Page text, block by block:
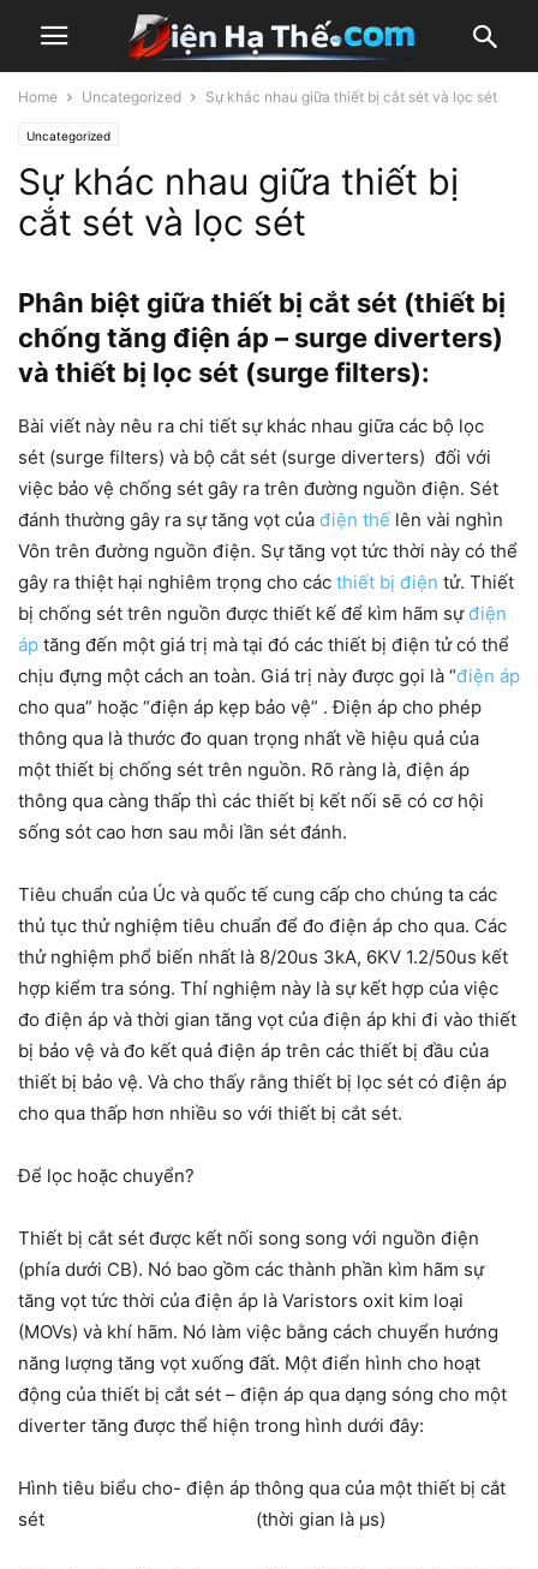
Home Uncategorized Sự khác nhau giữa thiết bị cắt sét và lọc sét
Uncategorized
Sự khác nhau giữa thiết bị
cắt sét và lọc sét
Phân biệt giữa thiết bị cắt sét (thiết bị
chống tăng điện áp – surge diverters)
và thiết bị lọc sét (surge filters):
Bài viết này nêu ra chi tiết sự khác nhau giữa các bộ lọc
sét (surge filters) và bộ cắt sét (surge diverters) đối với
việc bảo vệ chống sét gây ra trên đường nguồn điện. Sét
đánh thường gây ra sự tăng vọt của điện thế lên vài nghìn
Vôn trên đường nguồn điện. Sự tăng vọt tức thời này có thể
gây ra thiệt hại nghiêm trọng cho các thiết bị điện tử. Thiết
bị chống sét trên nguồn được thiết kế để kìm hãm sựđiện
áp tăng đến một giá trị mà tại đó các thiết bị điện tử có thể
chịu đựng một cách an toàn. Giá trị này được gọi là “điện áp
cho qua” hoặc “điện áp kẹp bảo vệ” . Điện áp cho phép
thông qua là thước đo quan trọng nhất về hiệu quả của
một thiết bị chống sét trên nguồn. Rõ ràng là, điện áp
thông qua càng thấp thì các thiết bị kết nối sẽ có cơ hội
sống sót cao hơn sau mỗi lần sét đánh.
Tiêu chuẩn của Úc và quốc tế cung cấp cho chúng ta các
thủ tục thử nghiệm tiêu chuẩn để đo điện áp cho qua. Các
thử nghiệm phổ biến nhất là 8/20us 3kA, 6KV 1.2/50us kết
hợp kiểm tra sóng. Thí nghiệm này là sự kết hợp của việc
đo điện áp và thời gian tăng vọt của điện áp khi đi vào thiết
bị bảo vệ và đo kết quả điện áp trên các thiết bị đầu của
thiết bị bảo vệ. Và cho thấy rằng thiết bị lọc sét có điện áp
cho qua thấp hơn nhiều so với thiết bị cắt sét.
Để lọc hoặc chuyển?
Thiết bị cắt sét được kết nối song song với nguồn điện
(phía dưới CB). Nó bao gồm các thành phần kìm hãm sự
tăng vọt tức thời của điện áp là Varistors oxit kim loại
(MOVs) và khí hãm. Nó làm việc bằng cách chuyển hướng
năng lượng tăng vọt xuống đất. Một điển hình cho hoạt
động của thiết bị cắt sét – điện áp qua dạng sóng cho một
diverter tăng được thể hiện trong hình dưới đây:
Hình tiêu biểu cho- điện áp thông qua của một thiết bị cắt
sét (thời gian là µs)